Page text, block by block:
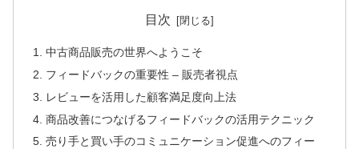
目次
中古商品販売の世界へようこそ
フィードバックの重要性 – 販売者視点
レビューを活用した顧客満足度向上法
商品改善につなげるフィードバックの活用テクニック
売り手と買い手のコミュニケーション促進へのフィー